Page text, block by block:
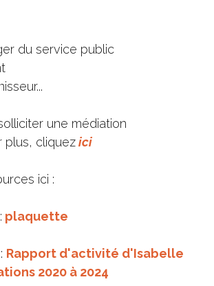
du service public
une médiation
plus, cliquezici
ici :
plaquette
Rapport d'activité d'Isabelle
2020 à 2024